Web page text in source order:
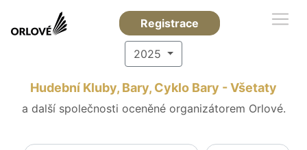
Registrace
2025
Hudební Kluby, Bary, Cyklo Bary - Všetaty
a další společnosti oceněné organizátorem Orlové.